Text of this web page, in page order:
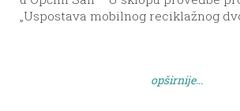
„Uspostava mobilnog reciklažnog
projektu, potrebno je bilo provesti 6
opširnije...